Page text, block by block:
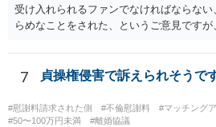
受け入れられるファンでなければならな
らめなことをされた、というご意見です
た事情があったのでしょうか。 公表する
られる内容のものでなければなりません
なたが、民事上又は刑事上の責任を負う
なさいますよう。
7 貞操権侵害で訴えられそうで
#慰謝料請求された側 #不倫慰謝料 #マッチング
#50〜100万円未満
#離婚協議